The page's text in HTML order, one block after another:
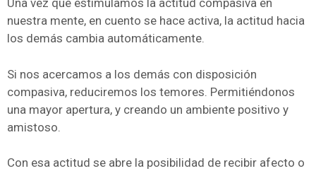
Una vez que estimulamos la actitud compasiva en
nuestra mente, en cuento se hace activa, la actitud hacia
los demás cambia automáticamente.
Si nos acercamos a los demás con disposición
compasiva, reduciremos los temores. Permitiéndonos
una mayor apertura, y creando un ambiente positivo y
amistoso.
Con esa actitud se abre la posibilidad de recibir afecto o